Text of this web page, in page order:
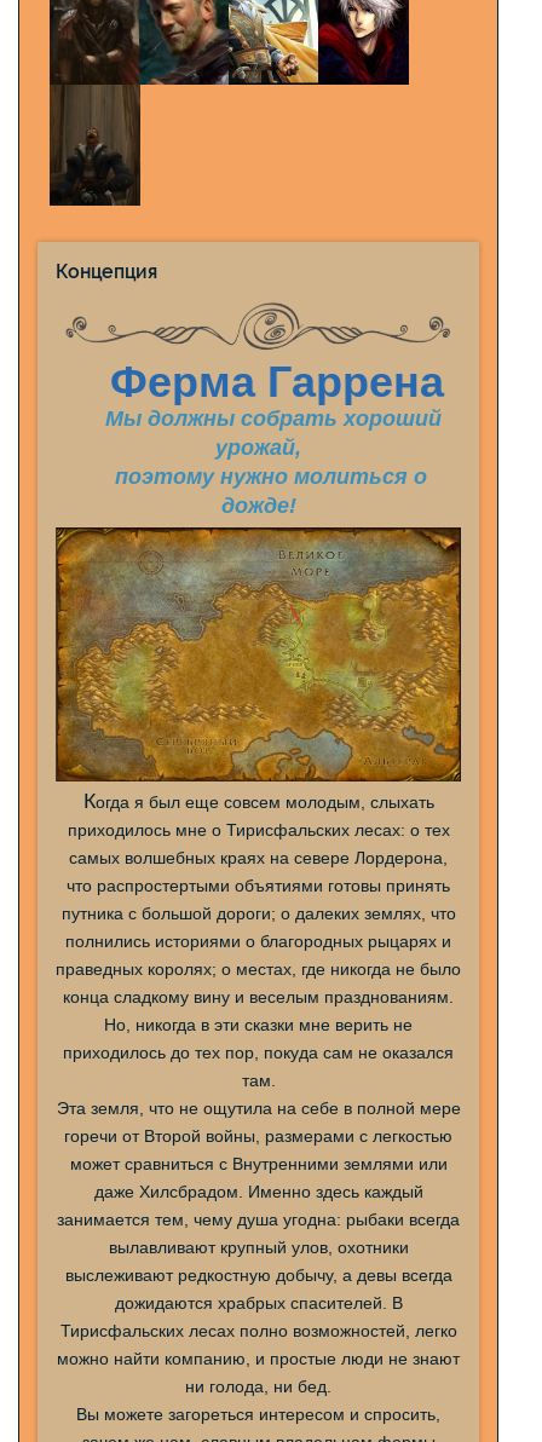
Концепция
Ферма Гаррена
Мы должны собрать хороший
урожай,
поэтому нужно молиться о
дожде!
Когда я был еще совсем молодым, слыхать
приходилось мне о Тирисфальскихлесах: о тех
самых волшебных краях на севере Лордерона
что распростертыми объятиями готовы принять
путника с большой дороги; о далеких землях, что
полнились историями о благородных рыцарях и
праведных королях; о местах, где никогда не было
конца сладкому вину и веселым празднованиям.
Но, никогда в эти сказки мне верить не
приходилось до тех пор, покуда сам не оказался
там.
Эта земля, что не ощутила на себе в полной мере
горечи от Второй войны, размерами с легкостью
может сравниться с Внутренними землями или
даже Хилсбрадом . Именно здесь каждый
занимается тем, чему душа угодна: рыбаки всегда
вылавливают крупный улов, охотники
выслеживают редкостную добычу, а девы всегда
дожидаются храбрых спасителей. В
Тирисфальскихлесах полно возможностей, легко
можно найти компанию, и простые люди не знают
ни голода, ни бед.
Вы можете загореться интересом и спросить,